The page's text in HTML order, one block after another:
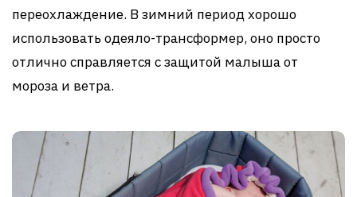
переохлаждение. В зимний период хорошо
использовать одеяло-трансформер, оно просто
отлично справляется с защитой малыша от
мороза и ветра.